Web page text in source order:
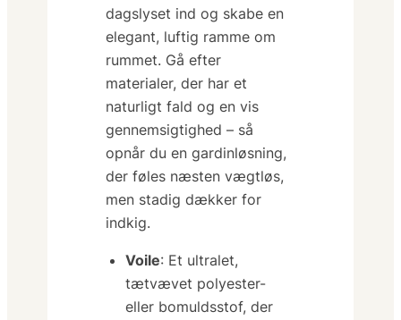
dagslyset ind og skabe en
elegant, luftig ramme om
rummet. Gå efter
materialer, der har et
naturligt fald og en vis
gennemsigtighed – så
opnår du en gardinløsning,
der føles næsten vægtløs,
men stadig dækker for
indkig.
Voile: Et ultralet,
tætvævet polyester-
eller bomuldsstof, der